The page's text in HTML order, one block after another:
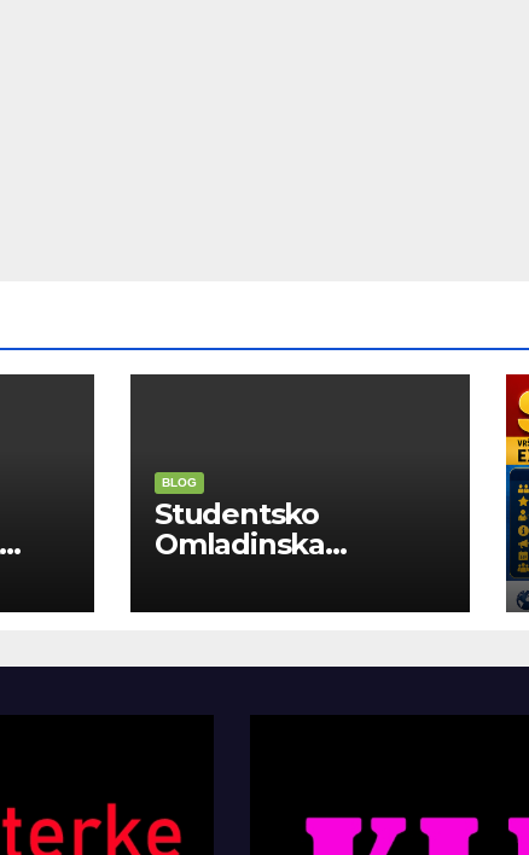
BLOG
Studentsko
Omladinska
Kompanije“